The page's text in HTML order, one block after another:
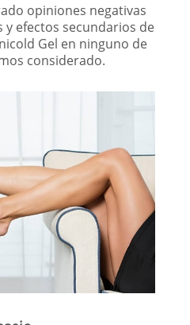
opiniones negativas
efectos secundarios de
Gel en ninguno de
considerado.